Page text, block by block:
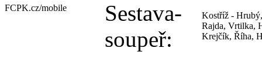
FCPK.cz/mobile
Sestava-
soupeř:
Kostříž -
Rajda, Vrtilka,
Krejčík, Říha,